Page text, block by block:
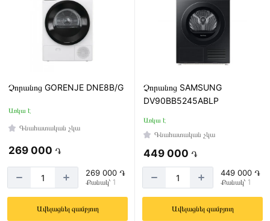
Չորանոց GORENJE DNE8B/G
Առկա է
Գնահատական չկա
269 000 ֏
269 000 ֏
Քանակ՝ 1
Ավելացնել զամբյուղ
Չորանոց SAMSUNG
DV90BB5245ABLP
Առկա է
Գնահատական չկա
449 000 ֏
449 000 ֏
Քանակ՝ 1
Ավելացնել զամբյուղ